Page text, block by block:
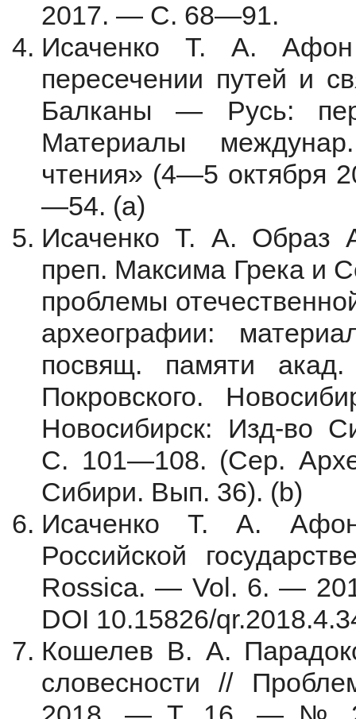
2017. — С. 68—91.
Исаченко Т. А.
пересечении путей и
Балканы — Русь:
Материалы
чтения» (4—5
—54. (a)
Исаченко Т. А. Образ
преп. Максима Грека и
проблемы
археографии:
посвящ. памяти
Покровского.
Новосибирск: Изд-во
С. 101—108. (Сер.
Сибири. Вып. 36). (b)
Исаченко Т. А.
Российской
Rossica. — Vol. 6. —
DOI 10.15826/
Кошелев В. А.
словесности //